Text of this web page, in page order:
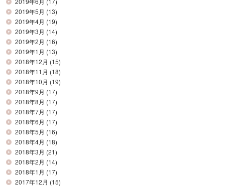
2019年5月 (13)
2019年4月 (19)
2019年3月 (14)
2019年2月 (16)
2019年1月 (13)
2018年12月 (15)
2018年11月 (18)
2018年10月 (19)
2018年9月 (17)
2018年8月 (17)
2018年7月 (17)
2018年6月 (17)
2018年5月 (16)
2018年4月 (18)
2018年3月 (21)
2018年2月 (14)
2018年1月 (17)
2017年12月 (15)